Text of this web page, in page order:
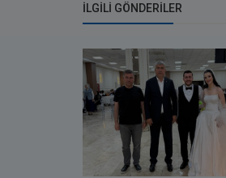
İLGILI GÖNDERILER